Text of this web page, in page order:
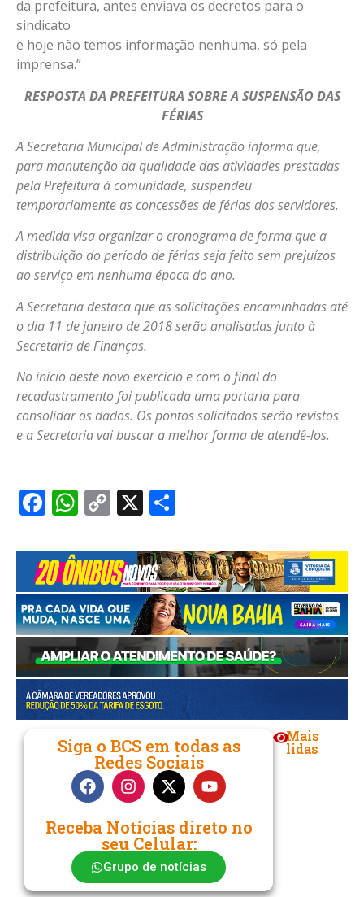
da prefeitura, antes enviava os decretos para o
sindicato
e hoje não temos informação nenhuma, só pela
imprensa.”
RESPOSTA DA PREFEITURA SOBRE A SUSPENSÃO DAS
FÉRIAS
A Secretaria Municipal de Administração informa que,
para manutenção da qualidade das atividades prestadas
pela Prefeitura à comunidade, suspendeu
temporariamente as concessões de férias dos servidores.
A medida visa organizar o cronograma de forma que a
distribuição do período de férias seja feito sem prejuízos
ao serviço em nenhuma época do ano.
A Secretaria destaca que as solicitações encaminhadas até
o dia 11 de janeiro de 2018 serão analisadas junto à
Secretaria de Finanças.
No início deste novo exercício e com o final do
recadastramento foi publicada uma portaria para
consolidar os dados. Os pontos solicitados serão revistos
e a Secretaria vai buscar a melhor forma de atendê-los.
Facebook
WhatsApp
Copy
X
Siga o BCS em todas as
Redes Sociais
Receba Notícias direto no
seu Celular:
Grupo de notícias
Mais
lidas